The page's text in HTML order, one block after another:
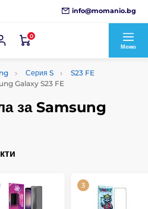
info@momanio.bg
0
Меню
Серия S
S23 FE
Galaxy S23 FE
за Samsung